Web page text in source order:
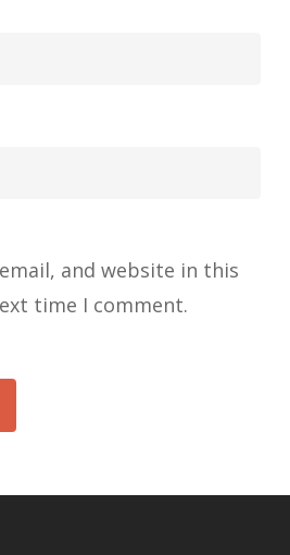
and website in this
time I comment.